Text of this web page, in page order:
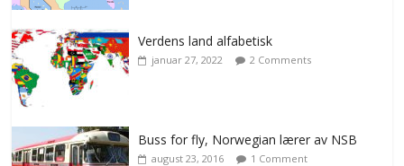
Verdens land alfabetisk
januar 27, 2022 2 Comments
Buss for fly, Norwegian lærer av NSB
august 23, 2016 1 Comment